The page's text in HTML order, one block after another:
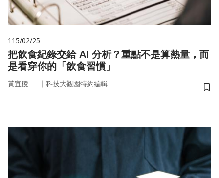
115/02/25
把飲食紀錄交給 AI 分析？重點不是算熱量，而
是看穿你的「飲食習慣」
黃宜稜 ｜ 科技大觀園特約編輯
儲